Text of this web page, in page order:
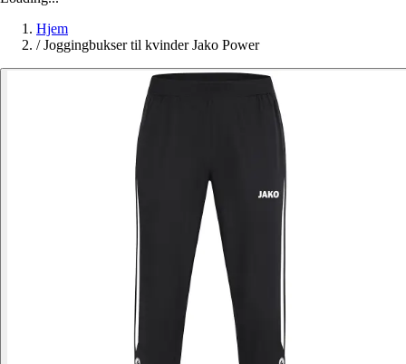
Hjem
/ Joggingbukser til kvinder Jako Power